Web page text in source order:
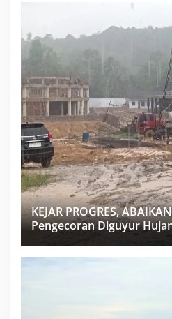
KEJAR PROGRES,
Pengecoran Diguyur
Miliar Sukma Nias,
PPK Bungkam